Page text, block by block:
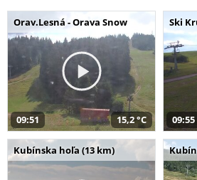
Orav.Lesná - Orava Snow
09:51 15,2 °C
Ski
09:55
Kubínska hoľa (13 km)